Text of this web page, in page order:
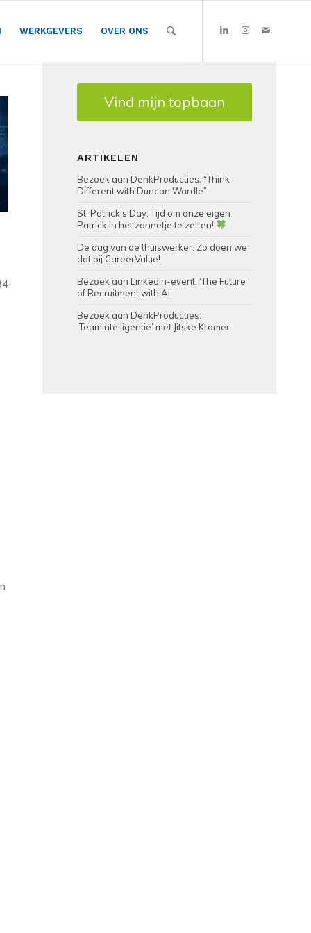
WERKGEVERS OVER ONS
Vind mijn topbaan
ARTIKELEN
Bezoek aan DenkProducties: “Think
Different with Duncan Wardle”
St. Patrick’s Day: Tijd om onze eigen
Patrick in het zonnetje te zetten!
De dag van de thuiswerker: Zo doen we
dat bij CareerValue!
Bezoek aan LinkedIn-event: ‘The Future
of Recruitment with AI’
Bezoek aan DenkProducties:
‘Teamintelligentie’ met Jitske Kramer